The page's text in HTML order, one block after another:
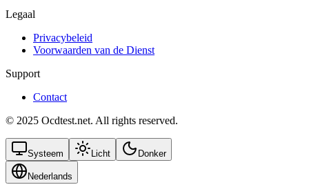
Legaal
Privacybeleid
Voorwaarden van de Dienst
Support
Contact
© 2025 Ocdtest.net. All rights reserved.
Systeem Licht Donker
Nederlands